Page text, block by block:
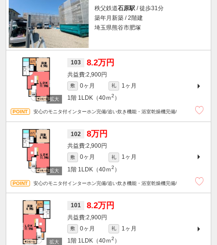
秩父鉄道石原駅 / 徒歩31分
築年月新築 / 2階建
埼玉県熊谷市肥塚
103 8.2万円
2,900円
敷 0ヶ月 礼
1ヶ月
1階 1LDK（40ｍ2 ）
安心のモニタ付インターホン完備/追い炊き機能・浴室乾燥機完備/
102 8万円
2,900円
敷 0ヶ月 礼
1ヶ月
1階 1LDK（40ｍ2 ）
安心のモニタ付インターホン完備/追い炊き機能・浴室乾燥機完備/
101 8.2万円
2,900円
敷 0ヶ月 礼
1ヶ月
1階 1LDK（40ｍ2 ）